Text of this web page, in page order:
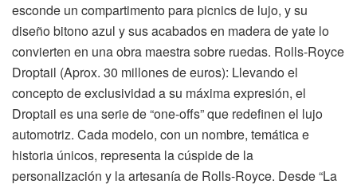
esconde un compartimento para picnics de lujo, y su
diseño bitono azul y sus acabados en madera de yate lo
convierten en una obra maestra sobre ruedas. Rolls-Royce
Droptail (Aprox. 30 millones de euros): Llevando el
concepto de exclusividad a su máxima expresión, el
Droptail es una serie de “one-offs” que redefinen el lujo
automotriz. Cada modelo, con un nombre, temática e
historia únicos, representa la cúspide de la
personalización y la artesanía de Rolls-Royce. Desde “La